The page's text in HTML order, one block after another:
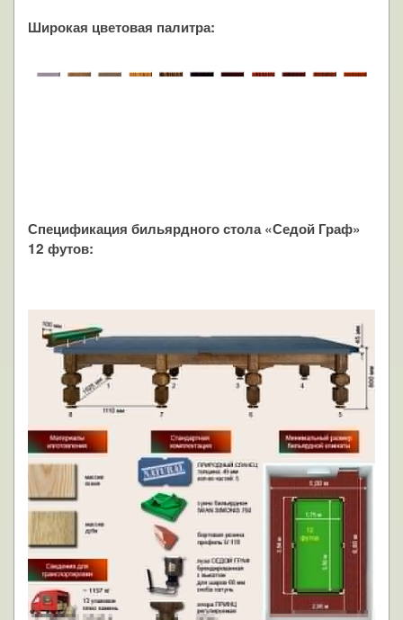
Широкая цветовая палитра:
Спецификация бильярдного стола«Седой Граф»
12 футов: